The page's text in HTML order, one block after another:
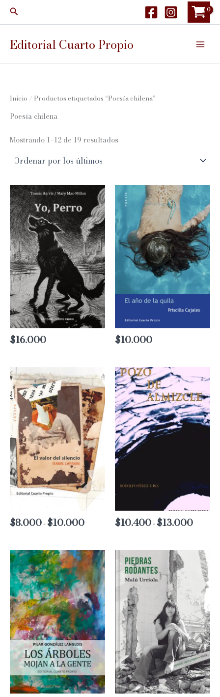
Buscar
Editorial Cuarto Propio
Inicio / Productos etiquetados “Poesía chilena”
Poesía chilena
Mostrando 1–12 de 19 resultadosOrdenado
$16.000 $10.000
$8.000- $10.000Rango
$8.000
hasta
$10.000
$10.400- $13.000Rango
$10.400
hasta
$13.000